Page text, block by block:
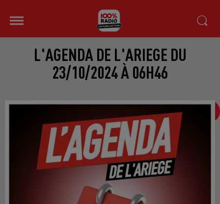
L'AGENDA DE L'ARIEGE DU
23/10/2024 À 06H46